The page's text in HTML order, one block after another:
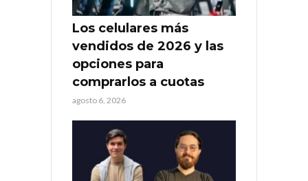
Los celulares más
vendidos de 2026 y las
opciones para
comprarlos a cuotas
agosto 6, 2026